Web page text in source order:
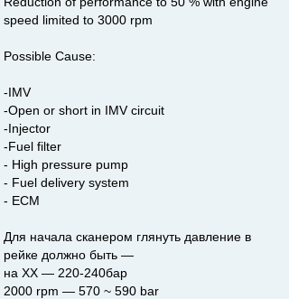
speed limited to 3000 rpm
Possible Cause:
-IMV
-Open or short in IMV circuit
-Injector
-Fuel filter
- High pressure pump
- Fuel delivery system
- ECM
Для начала сканером глянуть давление в
рейке должно быть —
на ХХ — 220-240бар
2000 rpm — 570 ~ 590 bar